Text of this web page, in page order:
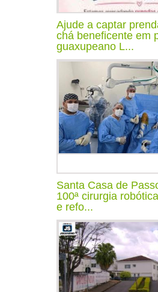
Ajude a captar
chá beneficente em
guaxupeano L...
Santa Casa de
100ª cirurgia
e refo...